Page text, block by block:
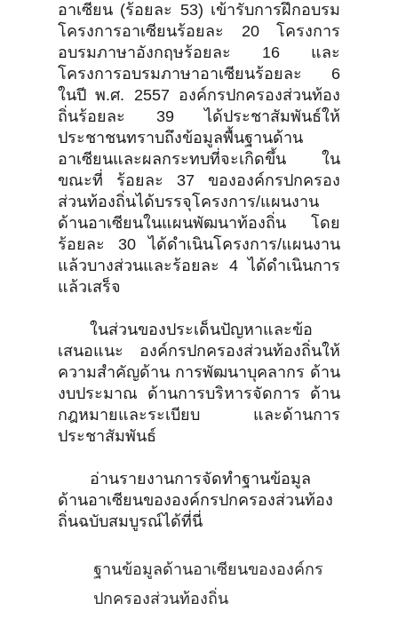
อาเซียน (ร้อยละ 53) เข้ารับการฝึกอบรม
โครงการอาเซียนร้อยละ 20 โครงการ
อบรมภาษาอังกฤษร้อยละ 16 และ
โครงการอบรมภาษาอาเซียนร้อยละ 6
ในปี พ.ศ. 2557 องค์กรปกครองส่วนท้อง
ถิ่นร้อยละ 39 ได้ประชาสัมพันธ์ให้
ประชาชนทราบถึงข้อมูลพื้นฐานด้าน
อาเซียนและผลกระทบที่จะเกิดขึ้น ใน
ขณะที่ ร้อยละ 37 ขององค์กรปกครอง
ส่วนท้องถิ่นได้บรรจุโครงการ/แผนงาน
ด้านอาเซียนในแผนพัฒนาท้องถิ่น โดย
ร้อยละ 30 ได้ดำเนินโครงการ/แผนงาน
แล้วบางส่วนและร้อยละ 4 ได้ดำเนินการ
แล้วเสร็จ
ในส่วนของประเด็นปัญหาและข้อ
เสนอแนะ องค์กรปกครองส่วนท้องถิ่นให้
ความสำคัญด้าน การพัฒนาบุคลากร ด้าน
งบประมาณ ด้านการบริหารจัดการ ด้าน
กฎหมายและระเบียบ และด้านการ
ประชาสัมพันธ์
อ่านรายงานการจัดทำฐานข้อมูล
ด้านอาเซียนขององค์กรปกครองส่วนท้อง
ถิ่นฉบับสมบูรณ์ได้ที่นี่
ฐานข้อมูลด้านอาเซียนขององค์กร
ปกครองส่วนท้องถิ่น